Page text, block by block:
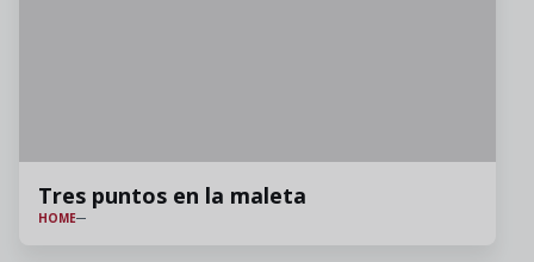
Tres puntos en la maleta
HOME